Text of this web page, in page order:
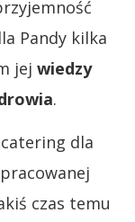
Pandy kilka
jej wiedzy
.
dla
czas temu